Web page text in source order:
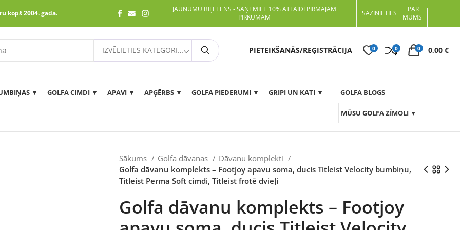
kopš 2004. gada.
JAUNUMU BIĻETENS - SAŅEMIET 10% ATLAIDI PIRMAJAM
PIRKUMAM
SAZINIETIES
PAR
MUMS
IZVĒLIETIES KATEGORIJU Meklēt PIETEIKŠANĀS/REĢISTRĀCIJA 0 0 0 0,00 €
GOLFA CIMDI APAVI APĢĒRBS GOLFA PIEDERUMI GRIPI UN KATI GOLFA BLOGS
MŪSU GOLFA ZĪMOLI
Sākums Golfa dāvanas
Dāvanu komplekti
Golfa dāvanu komplekts – Footjoy apavu soma, ducis Titleist Velocity bumbiņu,
Titleist Perma Soft cimdi, Titleist frotē dvieļi
Golfa dāvanu komplekts – Footjoy